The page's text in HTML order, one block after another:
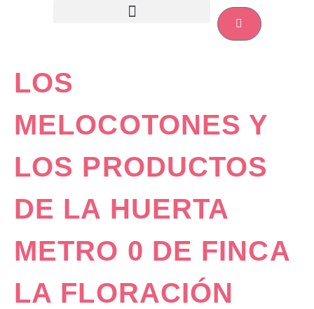
LOS
MELOCOTONES Y
LOS PRODUCTOS
DE LA HUERTA
METRO 0 DE FINCA
LA FLORACIÓN